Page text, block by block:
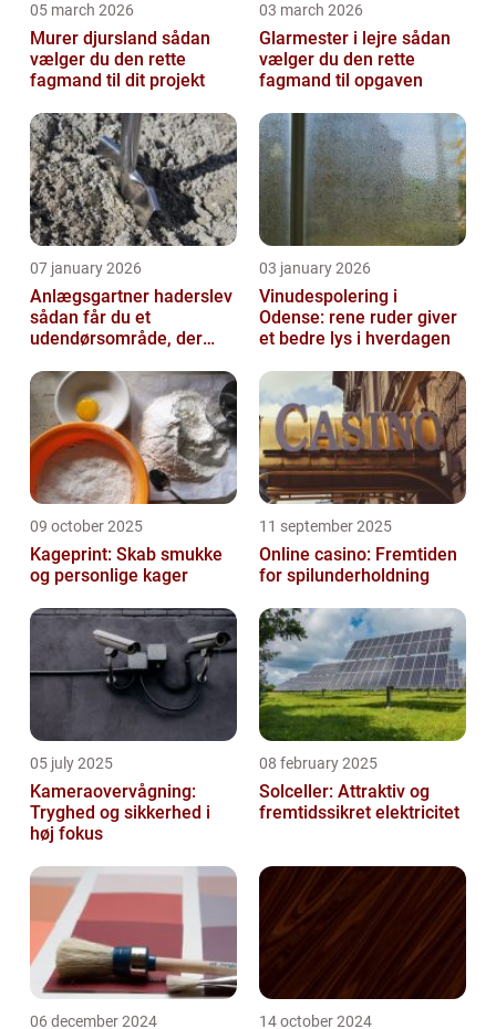
05 march 2026
Murer djursland sådan
vælger du den rette
fagmand til dit projekt
03 march 2026
Glarmester i lejre sådan
vælger du den rette
fagmand til opgaven
07 january 2026
Anlægsgartner haderslev
sådan får du et
udendørsområde, der
03 january 2026
Vinudespolering i
Odense: rene ruder giver
et bedre lys i hverdagen
09 october 2025
Kageprint: Skab smukke
og personlige kager
11 september 2025
Online casino: Fremtiden
for spilunderholdning
05 july 2025
Kameraovervågning:
Tryghed og sikkerhed i
høj fokus
08 february 2025
Solceller: Attraktiv og
fremtidssikret elektricitet
06 december 2024 14 october 2024